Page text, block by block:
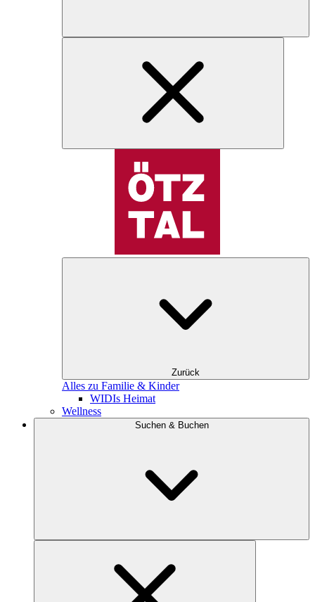
Zurück
Alles zu Familie & Kinder
WIDIs Heimat
Wellness
Suchen & Buchen